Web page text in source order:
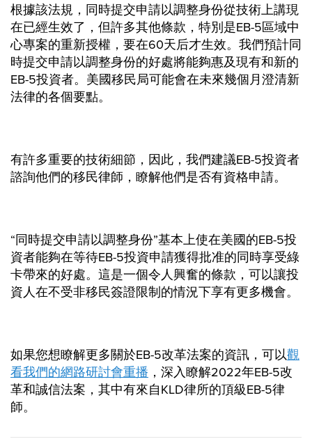
根據該法規，同時提交申請以調整身份從技術上講現
在已經生效了，但許多其他條款，特別是EB-5區域中
心專案的重新授權，要在60天后才生效。我們預計同
時提交申請以調整身份的好處將能夠惠及現有和新的
EB-5投資者。美國移民局可能會在未來幾個月澄清新
法律的各個要點。
有許多重要的技術細節，因此，我們建議EB-5投資者
諮詢他們的移民律師，瞭解他們是否有資格申請。
“同時提交申請以調整身份”基本上使在美國的EB-5投
資者能夠在等待EB-5投資申請獲得批准的同時享受綠
卡帶來的好處。這是一個令人興奮的條款，可以讓投
資人在不受非移民簽證限制的情況下享有更多機會。
如果您想瞭解更多關於EB-5改革法案的資訊，可以觀
看我們的網路研討會重播 ，深入瞭解2022年EB-5改
革和誠信法案，其中有來自KLD律所的頂級EB-5律
師。